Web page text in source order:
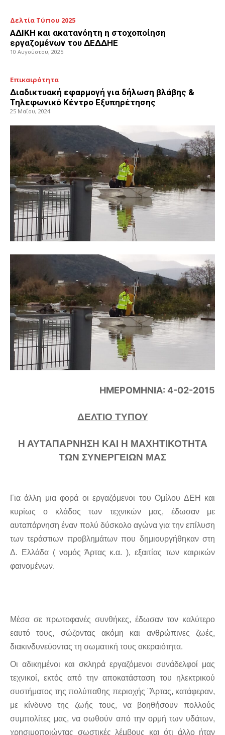
Δελτία Τύπου 2025
ΑΔΙΚΗ και ακατανόητη η στοχοποίηση
εργαζομένων του ΔΕΔΔΗΕ
10 Αυγούστου, 2025
Επικαιρότητα
Διαδικτυακή εφαρμογή για δήλωση βλάβης &
Τηλεφωνικό Κέντρο Εξυπηρέτησης
25 Μαΐου, 2024
ΗΜΕΡΟΜΗΝΙΑ: 4-02-2015
ΔΕΛΤΙΟ ΤΥΠΟΥ
Η ΑΥΤΑΠΑΡΝΗΣΗ ΚΑΙ Η ΜΑΧΗΤΙΚΟΤΗΤΑ
ΤΩΝ ΣΥΝΕΡΓΕΙΩΝ ΜΑΣ
Για άλλη μια φορά οι εργαζόμενοι του Ομίλου ΔΕΗ και
κυρίως ο κλάδος των τεχνικών μας, έδωσαν με
αυταπάρνηση έναν πολύ δύσκολο αγώνα για την επίλυση
των τεράστιων προβλημάτων που δημιουργήθηκαν στη
Δ. Ελλάδα ( νομός Άρτας κ.α. ), εξαιτίας των καιρικών
φαινομένων.
Μέσα σε πρωτοφανές συνθήκες, έδωσαν τον καλύτερο
εαυτό τους, σώζοντας ακόμη και ανθρώπινες ζωές,
διακινδυνεύοντας τη σωματική τους ακεραιότητα.
Οι αδικημένοι και σκληρά εργαζόμενοι συνάδελφοί μας
τεχνικοί, εκτός από την αποκατάσταση του ηλεκτρικού
συστήματος της πολύπαθης περιοχής ¨Άρτας, κατάφεραν,
με κίνδυνο της ζωής τους, να βοηθήσουν πολλούς
συμπολίτες μας, να σωθούν από την ορμή των υδάτων,
χρησιμοποιώντας σωστικές λέμβους και ότι άλλο ήταν